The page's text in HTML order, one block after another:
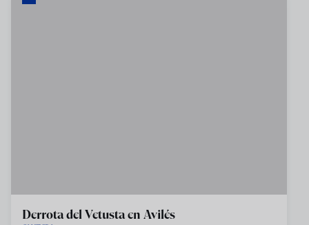
Derrota del Vetusta en Avilés